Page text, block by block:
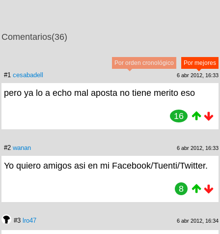
Comentarios(36)
Por mejores
Por orden cronológico
#1 cesabadell 6 abr 2012, 16:33
pero ya lo a echo mal aposta no tiene merito eso
16
#2 wanan 6 abr 2012, 16:33
Yo quiero amigos asi en mi Facebook/Tuenti/Twitter.
8
#3 lro47 6 abr 2012, 16:34